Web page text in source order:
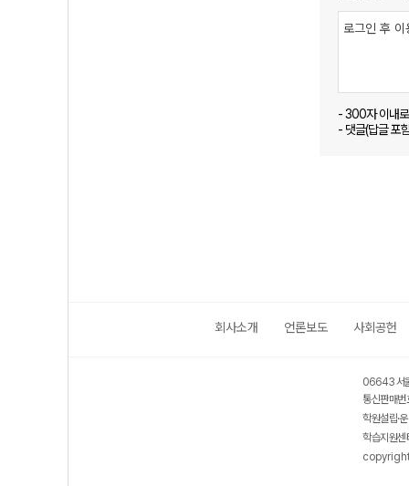
- 300자 이내
- 댓글(답글 포
회사소개 언론보도 사회공헌
06643 서
통신판매
학원설립·
학습지원